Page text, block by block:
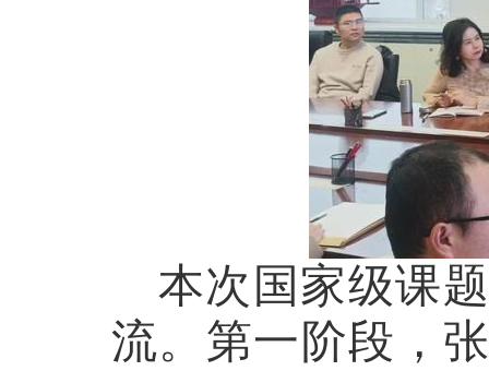
本次国家级课
流。第一阶段，